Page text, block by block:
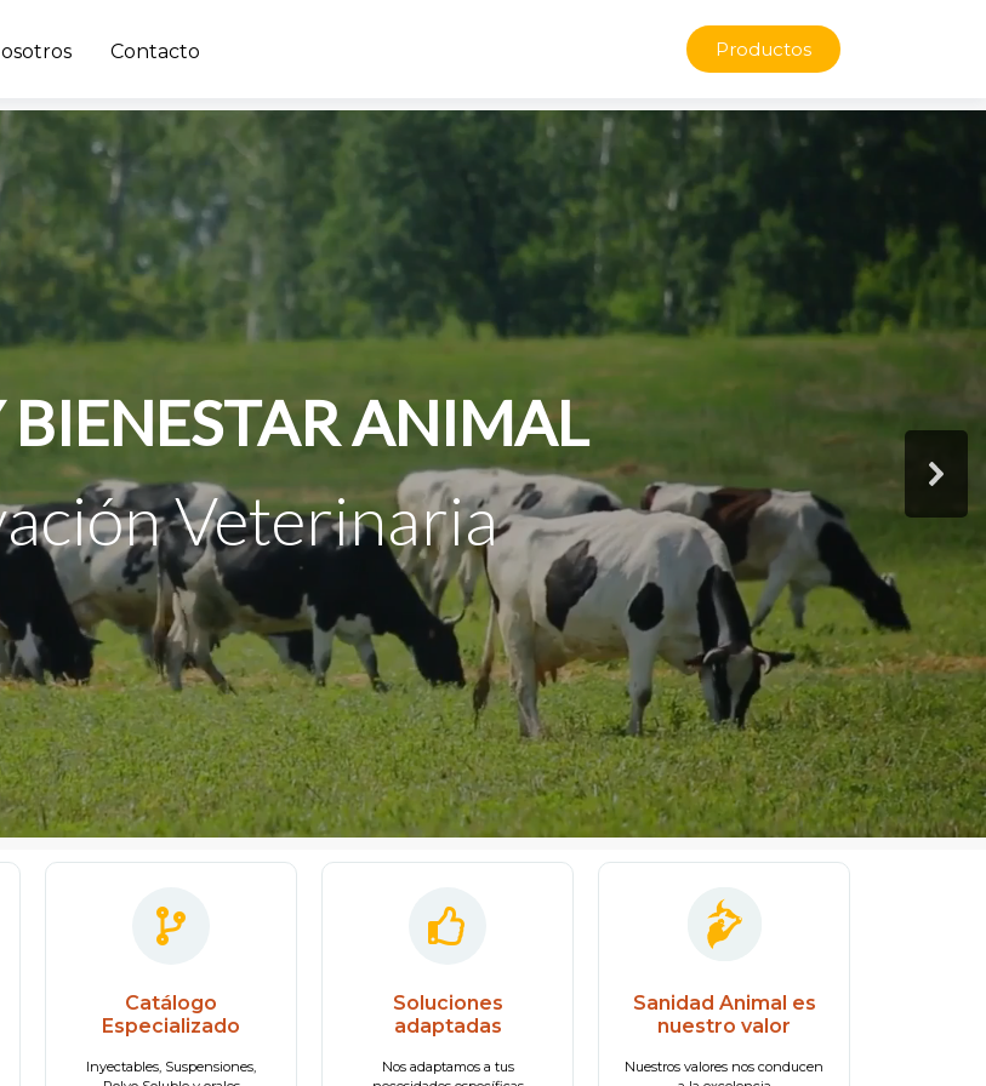
Contacto Productos
BIENESTAR ANIMAL
Veterinaria
Catálogo
Especializado
Inyectables, Suspensiones,
Soluciones
adaptadas
Nos adaptamos a tus
Sanidad Animal es
nuestro valor
Nuestros valores nos conducen